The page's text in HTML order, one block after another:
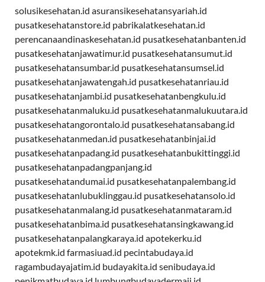
solusikesehatan.id asuransikesehatansyariah.id
pusatkesehatanstore.id pabrikalatkesehatan.id
perencanaandinaskesehatan.id pusatkesehatanbanten.id
pusatkesehatanjawatimur.id pusatkesehatansumut.id
pusatkesehatansumbar.id pusatkesehatansumsel.id
pusatkesehatanjawatengah.id pusatkesehatanriau.id
pusatkesehatanjambi.id pusatkesehatanbengkulu.id
pusatkesehatanmaluku.id pusatkesehatanmalukuutara.id
pusatkesehatangorontalo.id pusatkesehatansabang.id
pusatkesehatanmedan.id pusatkesehatanbinjai.id
pusatkesehatanpadang.id pusatkesehatanbukittinggi.id
pusatkesehatanpadangpanjang.id
pusatkesehatandumai.id pusatkesehatanpalembang.id
pusatkesehatanlubuklinggau.id pusatkesehatansolo.id
pusatkesehatanmalang.id pusatkesehatanmataram.id
pusatkesehatanbima.id pusatkesehatansingkawang.id
pusatkesehatanpalangkaraya.id apotekerku.id
apotekmk.id farmasiuad.id pecintabudaya.id
ragambudayajatim.id budayakita.id senibudaya.id